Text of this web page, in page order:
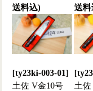
送料込)
送料
[ty23ki-003-01]
土佐 V金10号
土佐